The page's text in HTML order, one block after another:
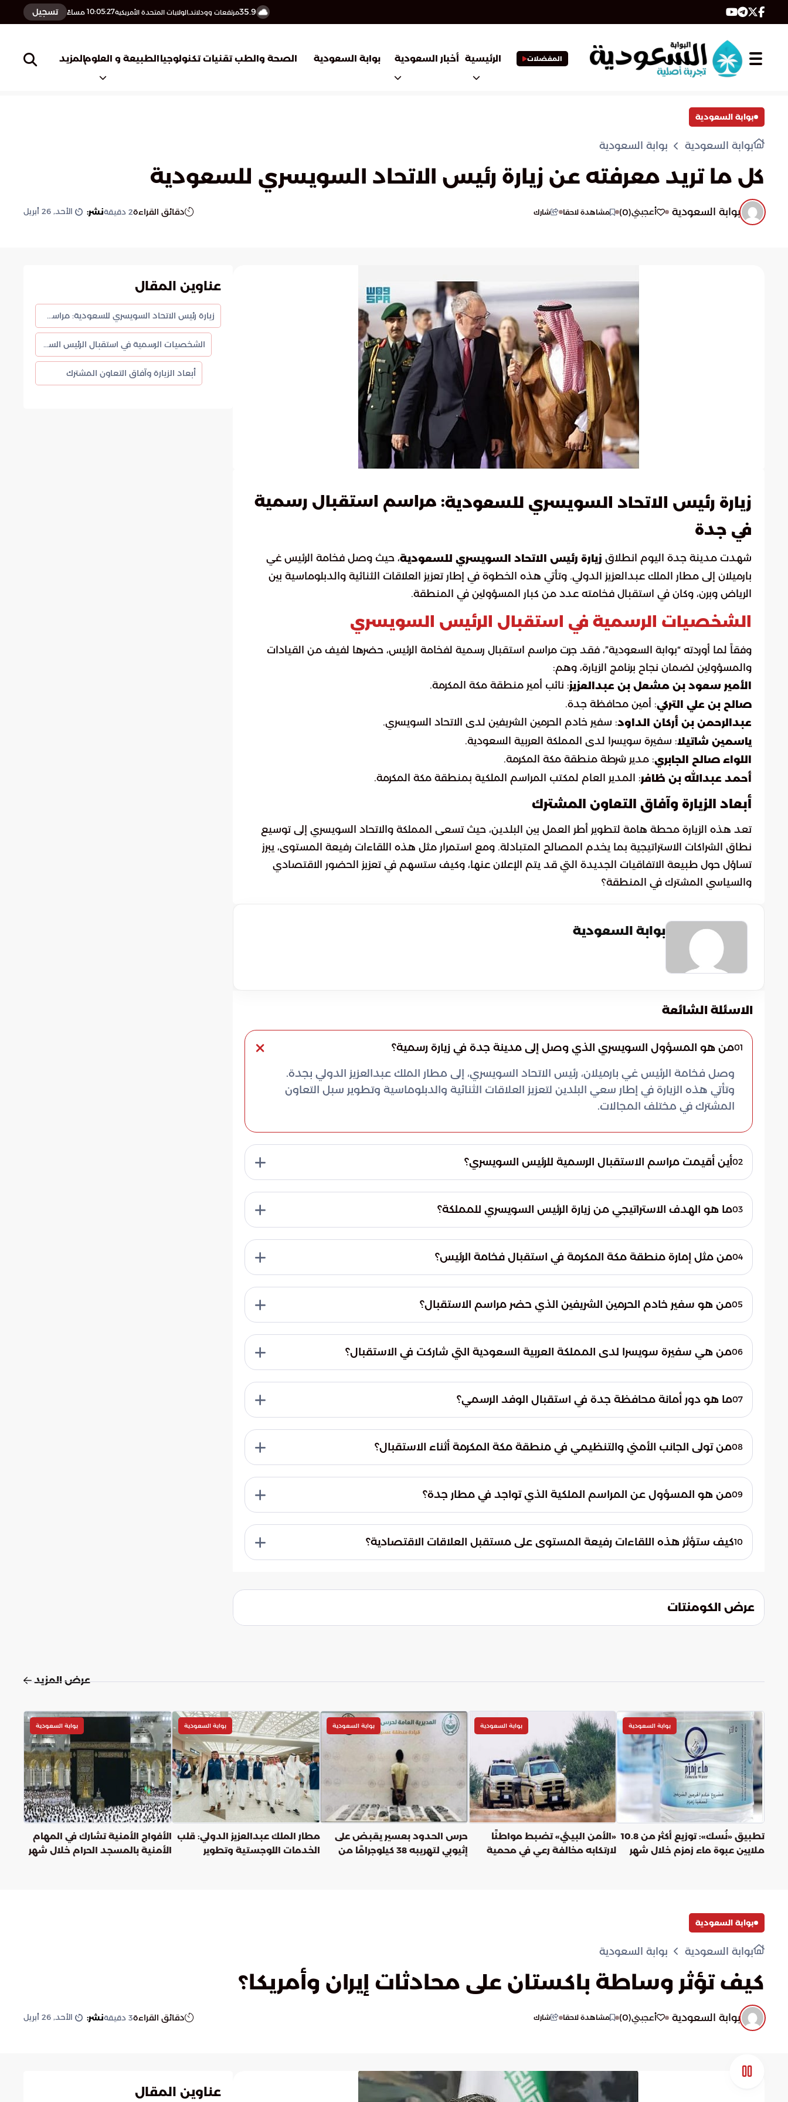
35.9مرتفعات وودلاند,الولايات المتحدة الأمريكية10:05:28 مساءً تسجيل
المفضلات الرئيسية أخبار السعودية بوابة السعودية الصحة والطب تقنيات تكنولوجياالطبيعة و العلومالمزيد
بوابة السعودية
بوابة السعودية بوابة السعودية
كل ما تريد معرفته عن زيارة رئيس الاتحاد السويسري للسعودية
بوابة السعودية أعجبني(
0
) مشاهدة لاحقا شارك دقائق القراءة2 دقيقةنشر: الأحد, 26 أبريل
زيارة رئيس الاتحاد السويسري للسعودية: مراسم استقبال رسمية
في جدة
شهدت مدينة جدة اليوم انطلاق زيارة رئيس الاتحاد السويسري للسعودية، حيث وصل فخامة الرئيس غي
بارميلان إلى مطار الملك عبدالعزيز الدولي. وتأتي هذه الخطوة في إطار تعزيز العلاقات الثنائية والدبلوماسية بين
الرياض وبرن، وكان في استقبال فخامته عدد من كبار المسؤولين في المنطقة.
الشخصيات الرسمية في استقبال الرئيس السويسري
وفقاً لما أوردته “بوابة السعودية”، فقد جرت مراسم استقبال رسمية لفخامة الرئيس، حضرها لفيف من القيادات
والمسؤولين لضمان نجاح برنامج الزيارة، وهم:
الأمير سعود بن مشعل بن عبدالعزيز: نائب أمير منطقة مكة المكرمة.
صالح بن علي التركي: أمين محافظة جدة.
عبدالرحمن بن أركان الداود: سفير خادم الحرمين الشريفين لدى الاتحاد السويسري.
ياسمين شاتيلا: سفيرة سويسرا لدى المملكة العربية السعودية.
اللواء صالح الجابري: مدير شرطة منطقة مكة المكرمة.
أحمد عبدالله بن ظافر: المدير العام لمكتب المراسم الملكية بمنطقة مكة المكرمة.
أبعاد الزيارة وآفاق التعاون المشترك
تعد هذه الزيارة محطة هامة لتطوير أطر العمل بين البلدين، حيث تسعى المملكة والاتحاد السويسري إلى توسيع
نطاق الشراكات الاستراتيجية بما يخدم المصالح المتبادلة. ومع استمرار مثل هذه اللقاءات رفيعة المستوى، يبرز
تساؤل حول طبيعة الاتفاقيات الجديدة التي قد يتم الإعلان عنها، وكيف ستسهم في تعزيز الحضور الاقتصادي
والسياسي المشترك في المنطقة؟
بوابة السعودية
الاسئلة الشائعة
01من هو المسؤول السويسري الذي وصل إلى مدينة جدة في زيارة رسمية؟
وصل فخامة الرئيس غي بارميلان، رئيس الاتحاد السويسري، إلى مطار الملك عبدالعزيز الدولي بجدة.
وتأتي هذه الزيارة في إطار سعي البلدين لتعزيز العلاقات الثنائية والدبلوماسية وتطوير سبل التعاون
المشترك في مختلف المجالات.
02أين أقيمت مراسم الاستقبال الرسمية للرئيس السويسري؟
تواجد عدد من كبار المسؤولين السعوديين لاستقبال الوفد السويسري، مما يعكس الأهمية الكبيرة
التي توليها المملكة لهذه الزيارة الدبلوماسية.
03ما هو الهدف الاستراتيجي من زيارة الرئيس السويسري للمملكة؟
الشراكات الاستراتيجية. كما تهدف إلى تطوير أطر العمل المتبادل بما يحقق المصالح المشتركة ويدعم
الحضور الاقتصادي والسياسي للبلدين في المنطقة.
04من مثل إمارة منطقة مكة المكرمة في استقبال فخامة الرئيس؟
عبدالعزيز، نائب أمير منطقة مكة المكرمة. ويبرز حضور سموه اهتمام القيادة السعودية بتوطيد
العلاقات الدولية واستقبال ضيوف الدولة بأعلى المستويات الرسمية.
05من هو سفير خادم الحرمين الشريفين الذي حضر مراسم الاستقبال؟
السويسري. ويعد وجود السفير في الاستقبال أمراً جوهرياً لتمثيل الدبلوماسية السعودية والتنسيق
المباشر بين البلدين الصديقين.
06من هي سفيرة سويسرا لدى المملكة العربية السعودية التي شاركت في الاستقبال؟
بلادها. وتلعب السفارة السويسرية دوراً حيوياً في تنظيم وتنسيق جداول الأعمال واللقاءات التي ستجري07ما هو دور أمانة محافظة جدة في استقبال الوفد الرسمي؟
لمراسم الاستقبال. وتعكس هذه المشاركة التكامل بين الجهات الحكومية والمحلية في استقبال
الوفود الدولية رفيعة المستوى في العاصمة الاقتصادية للمملكة.
08من تولى الجانب الأمني والتنظيمي في منطقة مكة المكرمة أثناء الاستقبال؟
خلال مراسم الاستقبال. ويأتي ذلك لضمان انسيابية ونجاح برنامج زيارة الرئيس السويسري منذ لحظة09من هو المسؤول عن المراسم الملكية الذي تواجد في مطار جدة؟
لاستقبال فخامة الرئيس. وتتولى المراسم الملكية تنظيم الاستقبالات وفق أعلى المعايير البروتوكولية10كيف ستؤثر هذه اللقاءات رفيعة المستوى على مستقبل العلاقات الاقتصادية؟
رؤية المملكة المستقبلية ويعزز مكانتها كشريك دولي قوي.
عرض الكومنتات
عناوين المقال
زيارة رئيس الاتحاد السويسري للسعودية: مراسم استقبال رسمية في جدة
الشخصيات الرسمية في استقبال الرئيس السويسري
أبعاد الزيارة وآفاق التعاون المشترك
عرض المزيد
بوابة السعودية
تطبيق «نُسك»: توزيع أكثر من 10.8
ملايين عبوة ماء زمزم خلال شهر
بوابة السعودية
«الأمن البيئي» تضبط مواطنًا
لارتكابه مخالفة رعي في محمية
بوابة السعودية
حرس الحدود بعسير يقبض على
إثيوبي لتهريبه 38 كيلوجرامًا من
بوابة السعودية
مطار الملك عبدالعزيز الدولي: قلب
الخدمات اللوجستية وتطوير
بوابة السعودية
الأفواج الأمنية تشارك في المهام
الأمنية بالمسجد الحرام خلال شهر
بوابة السعودية
بوابة السعودية بوابة السعودية
كيف تؤثر وساطة باكستان على محادثات إيران وأمريكا؟
بوابة السعودية أعجبني(
0
) مشاهدة لاحقا شارك دقائق القراءة3 دقيقةنشر: الأحد, 26 أبريل
عناوين المقال